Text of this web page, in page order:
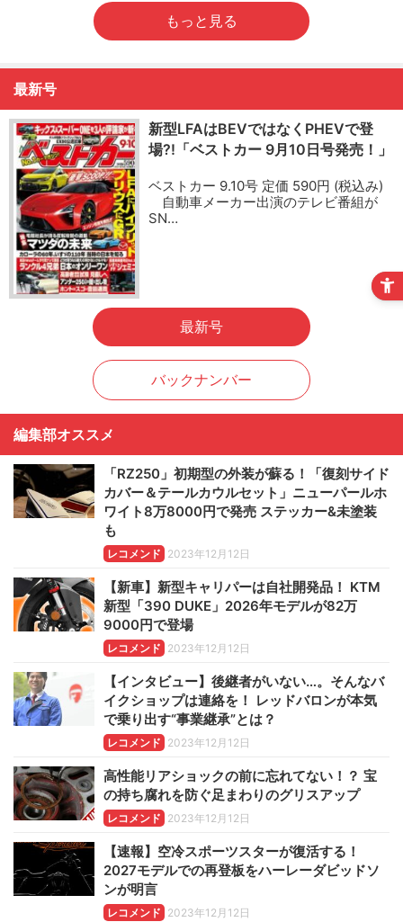
もっと見る
最新号
新型LFAはBEVではなくPHEVで登
場?!「ベストカー 9月10日号発売！」
ベストカー 9.10号 定価 590円 (税込み)
自動車メーカー出演のテレビ番組が
SN…
最新号
バックナンバー
編集部オススメ
「RZ250」初期型の外装が蘇る！「復刻サイド
カバー＆テールカウルセット」ニューパールホ
ワイト8万8000円で発売 ステッカー&未塗装
も
レコメンド 2023年12月12日
【新車】新型キャリパーは自社開発品！ KTM
新型「390 DUKE」2026年モデルが82万
9000円で登場
レコメンド 2023年12月12日
【インタビュー】後継者がいない…。そんなバ
イクショップは連絡を！ レッドバロンが本気
で乗り出す“事業継承”とは？
レコメンド 2023年12月12日
高性能リアショックの前に忘れてない！？ 宝
の持ち腐れを防ぐ足まわりのグリスアップ
レコメンド 2023年12月12日
【速報】空冷スポーツスターが復活する！
2027モデルでの再登板をハーレーダビッドソ
ンが明言
レコメンド 2023年12月12日